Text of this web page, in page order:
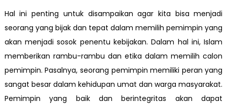
Hal ini penting untuk disampaikan agar kita bisa menjadi
seorang yang bijak dan tepat dalam memilih pemimpin yang
akan menjadi sosok penentu kebijakan. Dalam hal ini, Islam
memberikan rambu-rambu dan etika dalam memilih calon
pemimpin. Pasalnya, seorang pemimpin memiliki peran yang
sangat besar dalam kehidupan umat dan warga masyarakat.
Pemimpin yang baik dan berintegritas akan dapat